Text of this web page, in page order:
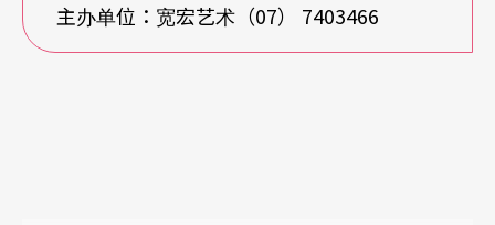
主办单位：宽宏艺术（07） 7403466